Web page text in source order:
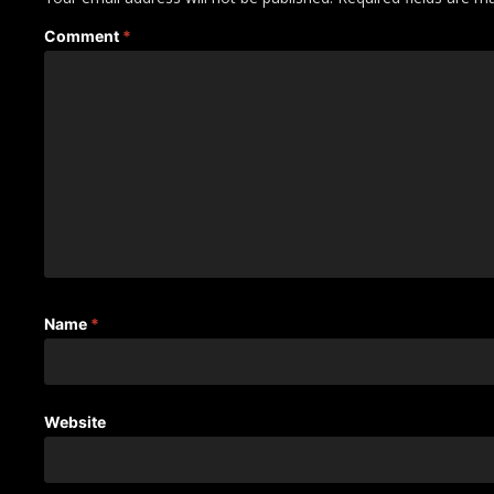
Comment *
Name *
Website